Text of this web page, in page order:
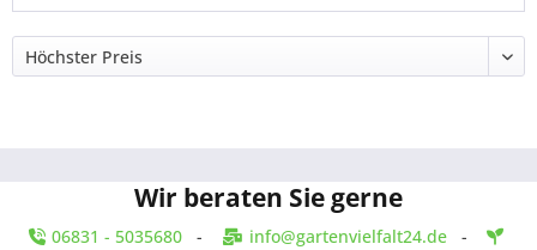
Wir beraten Sie gerne
06831 - 5035680- info@gartenvielfalt24.de-